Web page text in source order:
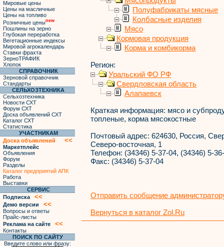
Мировые цены
Цены на масличные
Цены на топливо
Розничные ценыnew
Пошлины на зерно
Глубокая переработка
Вегетационные индексы
Мировой агрокалендарь
Ставки фрахта
ЗерноТРАФИК
Хлопок
СПРАВОЧНИК
Зерновой справочник
Стандарты
СЕЛЬХОЗТЕХНИКА
Сельхозтехника
Новости СХТ
Форум СХТ
Доска объявлений СХТ
Каталог СХТ
Статистика
УЧАСТНИКАМ
Доска объявлений
<<
Маркетплейс
Объявления
Форум
Разделы
Каталог предприятий АПК
Работа
Выставки
СЕРВИС
Подписка
<<
Демо версии <<
Вопросы и ответы
Прайс-листы
Реклама на сайте
<<
Контакты
ПОИСК ПО САЙТУ
Введите слово или фразу:
Полуфабрикаты мясные
Колбасные изделия
Мясо
Кормовая продукция
Корма и комбикорма
Регион:
Уральский ФО РФ
Свердловская область
Алапаевск
Краткая информация: мясо и
топленые, корма мясокостные
Почтовый адрес: 624630, Россия,
Северо-восточная, 1
Телефон: (34346) 5-37-04, (34346) 5-
Факс: (34346) 5-37-04
Отправить сообщение
Вернуться в каталог Zol.Ru